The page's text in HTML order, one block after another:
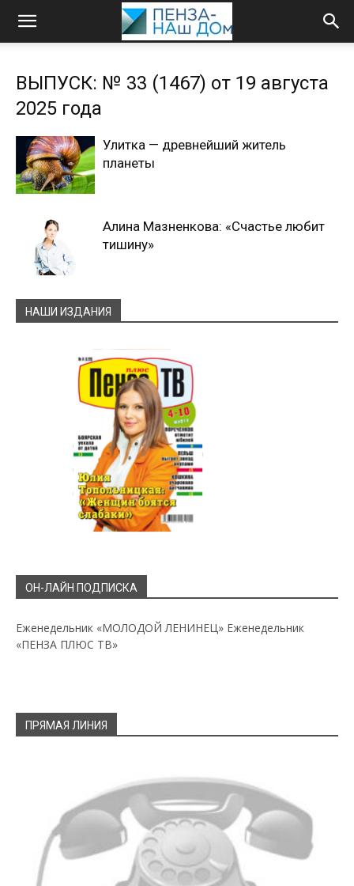
ВЫПУСК: № 33 (1467) от 19 августа
2025 года
Улитка — древнейший житель
планеты
Алина Мазненкова: «Счастье любит
тишину»
НАШИ ИЗДАНИЯ
ОН-ЛАЙН ПОДПИСКА
Еженедельник «МОЛОДОЙ ЛЕНИНЕЦ» Еженедельник
«ПЕНЗА ПЛЮС ТВ»
ПРЯМАЯ ЛИНИЯ